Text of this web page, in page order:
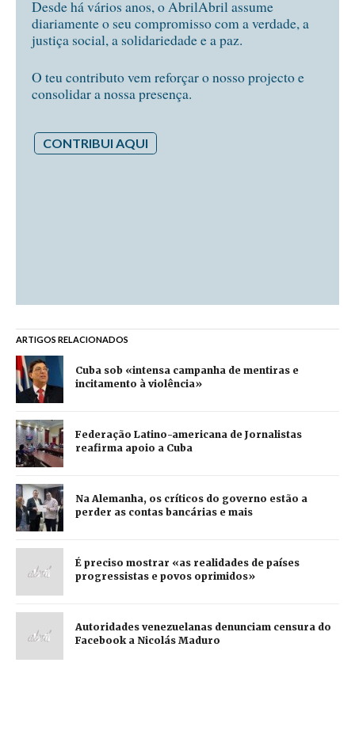
Desde há vários anos, o AbrilAbril assume
diariamente o seu compromisso com a verdade, a
justiça social, a solidariedade e a paz.
O teu contributo vem reforçar o nosso projecto e
consolidar a nossa presença.
CONTRIBUI AQUI
ARTIGOS RELACIONADOS
Cuba sob «intensa campanha de mentiras e
incitamento à violência»
Federação Latino-americana de Jornalistas
reafirma apoio a Cuba
Na Alemanha, os críticos do governo estão a
perder as contas bancárias e mais
É preciso mostrar «as realidades de países
progressistas e povos oprimidos»
Autoridades venezuelanas denunciam censura do
Facebook a Nicolás Maduro